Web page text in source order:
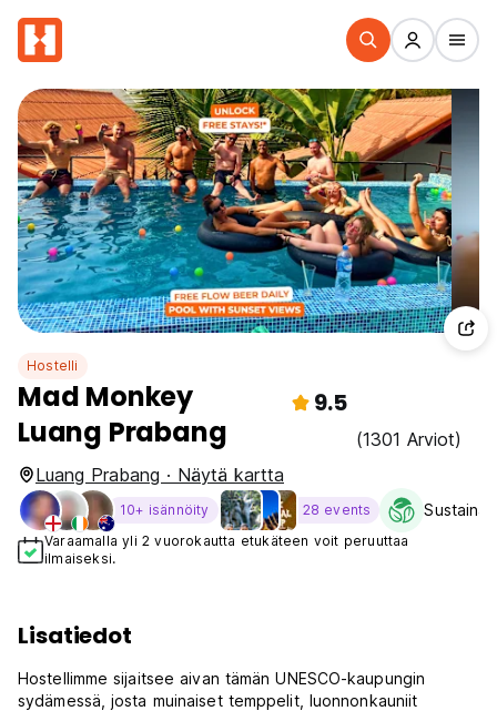
Hostelli
Mad Monkey
Luang Prabang
9.5
(1301 Arviot)
Luang Prabang · Näytä kartta
10+ isännöity 28 events
Varaamalla yli 2 vuorokautta etukäteen voit peruuttaa
ilmaiseksi.
Lisatiedot
Hostellimme sijaitsee aivan tämän UNESCO-kaupungin
sydämessä, josta muinaiset temppelit, luonnonkauniit